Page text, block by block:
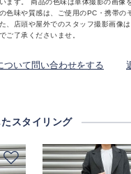
ます。 商品の色味は単体撮影の画像
色味や質感は、ご使用のPC・携帯の
、店頭や屋外でのスタッフ撮影画像
ご了承くださいませ。
ついて問い合わせをする
スタイリング